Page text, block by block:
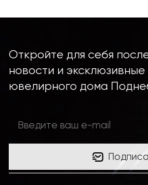
Откройте для себя
новости и эксклюзивные
ювелирного дома